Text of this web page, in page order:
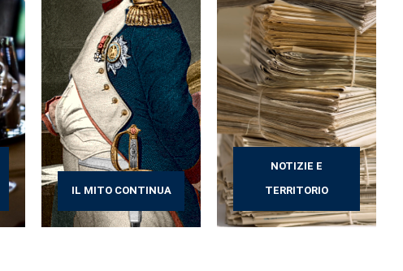
IL MITO CONTINUA
NOTIZIE E
TERRITORIO